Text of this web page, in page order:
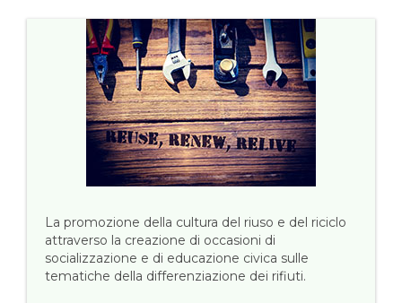
La promozione della cultura del riuso e del riciclo
attraverso la creazione di occasioni di
socializzazione e di educazione civica sulle
tematiche della differenziazione dei rifiuti.